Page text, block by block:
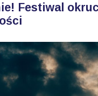
Festiwal